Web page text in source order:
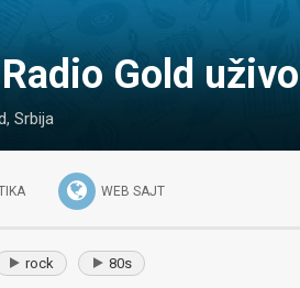
Radio Gold uživo
, Srbija
WEB SAJT
rock 80s